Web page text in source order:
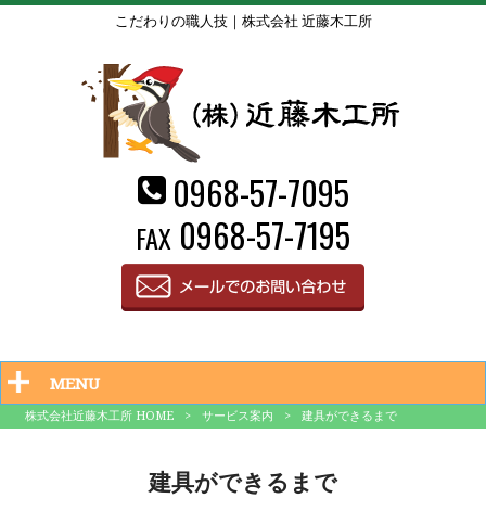
こだわりの職人技｜株式会社 近藤木工所
0968-57-7095
FAX 0968-57-7195
MENU
株式会社近藤木工所 HOME > サービス案内 > 建具ができるまで
建具ができるまで